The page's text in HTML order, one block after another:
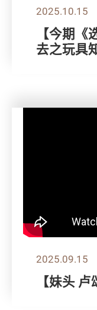
2025.10.15
【今期
去之玩具
2025.09.15
【妹头